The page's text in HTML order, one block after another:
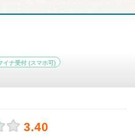
イナ受付 (スマホ可)
3.40